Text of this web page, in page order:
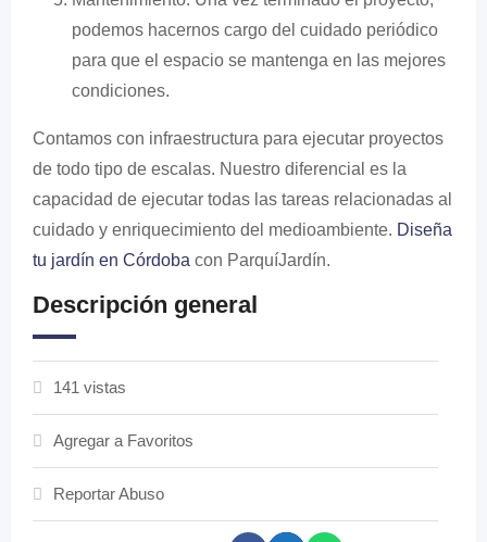
podemos hacernos cargo del cuidado periódico
para que el espacio se mantenga en las mejores
condiciones.
Contamos con infraestructura para ejecutar proyectos
de todo tipo de escalas. Nuestro diferencial es la
capacidad de ejecutar todas las tareas relacionadas al
cuidado y enriquecimiento del medioambiente. Diseña
tu jardín en Córdoba con ParquíJardín.
Descripción general
141 vistas
Agregar a Favoritos
Reportar Abuso